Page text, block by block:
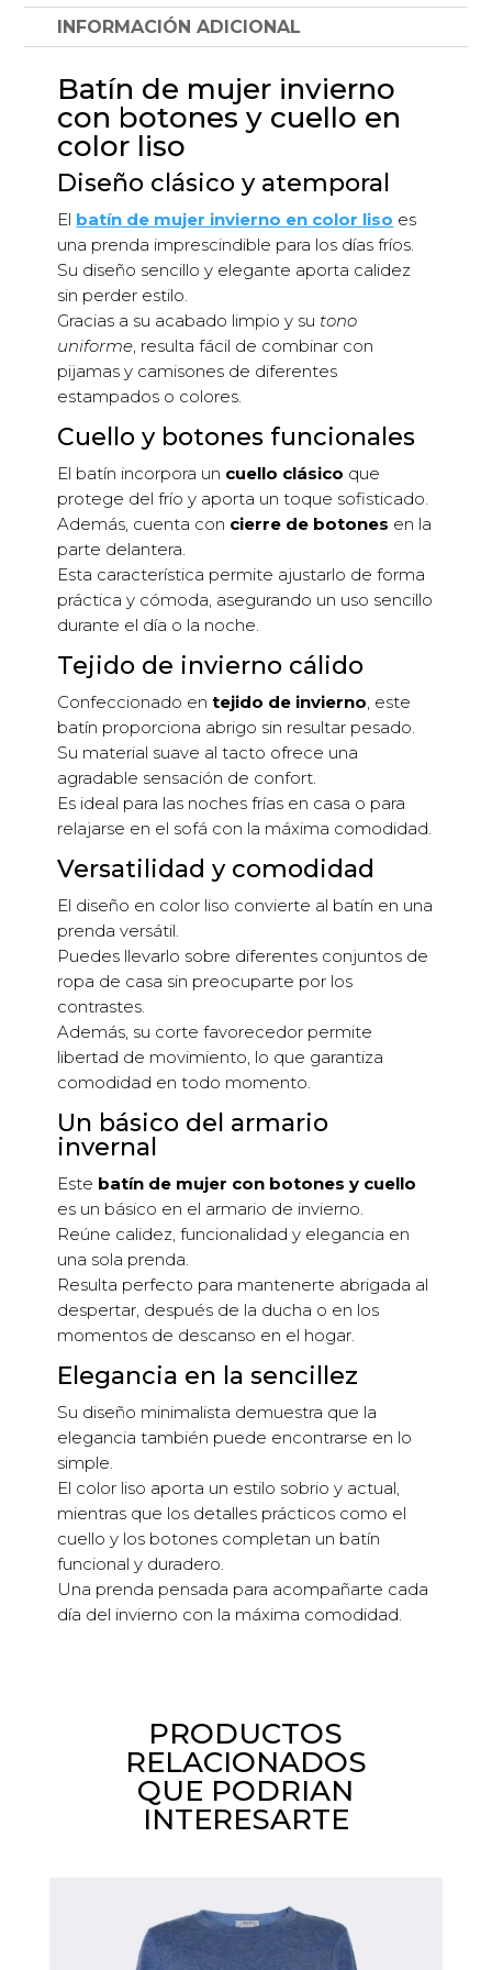
cuello
en
cantidad
INFORMACIÓN ADICIONAL
Batín de mujer invierno
con botones y cuello en
color liso
Diseño clásico y atemporal
El batín de mujer invierno en color liso es
una prenda imprescindible para los días fríos.
Su diseño sencillo y elegante aporta calidez
sin perder estilo.
Gracias a su acabado limpio y su tono
uniforme, resulta fácil de combinar con
pijamas y camisones de diferentes
estampados o colores.
Cuello y botones funcionales
El batín incorpora un cuello clásico que
protege del frío y aporta un toque sofisticado.
Además, cuenta con cierre de botones en la
parte delantera.
Esta característica permite ajustarlo de forma
práctica y cómoda, asegurando un uso sencillo
durante el día o la noche.
Tejido de invierno cálido
Confeccionado entejido de invierno, este
batín proporciona abrigo sin resultar pesado.
Su material suave al tacto ofrece una
agradable sensación de confort.
Es ideal para las noches frías en casa o para
relajarse en el sofá con la máxima comodidad.
Versatilidad y comodidad
El diseño en color liso convierte al batín en una
prenda versátil.
Puedes llevarlo sobre diferentes conjuntos de
ropa de casa sin preocuparte por los
contrastes.
Además, su corte favorecedor permite
libertad de movimiento, lo que garantiza
comodidad en todo momento.
Un básico del armario
invernal
Este batín de mujer con botones y cuello
es un básico en el armario de invierno.
Reúne calidez, funcionalidad y elegancia en
una sola prenda.
Resulta perfecto para mantenerte abrigada al
despertar, después de la ducha o en los
momentos de descanso en el hogar.
Elegancia en la sencillez
Su diseño minimalista demuestra que la
elegancia también puede encontrarse en lo
simple.
El color liso aporta un estilo sobrio y actual,
mientras que los detalles prácticos como el
cuello y los botones completan un batín
funcional y duradero.
Una prenda pensada para acompañarte cada
día del invierno con la máxima comodidad.
PRODUCTOS
RELACIONADOS
QUE PODRIAN
INTERESARTE